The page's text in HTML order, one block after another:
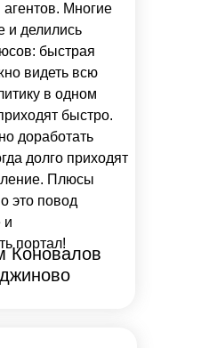
Многие
и делились
быстрая
видеть всю
в одном
быстро.
доработать
долго приходят
Плюсы
это повод
и
портал!
Коновалов